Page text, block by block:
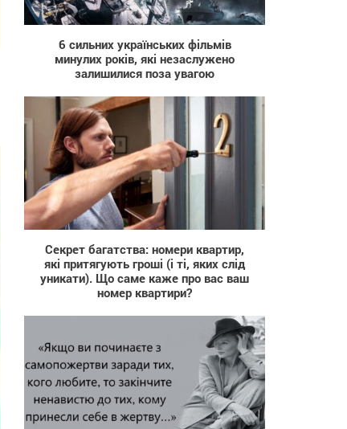
502
6 cильних українських фільмів
минулих років, які незаслужено
залишилися поза увагою
Секрет багатства: номери квартир,
які притягують гроші (і ті, яких слід
уникати). Що саме каже про вас ваш
номер квартири?